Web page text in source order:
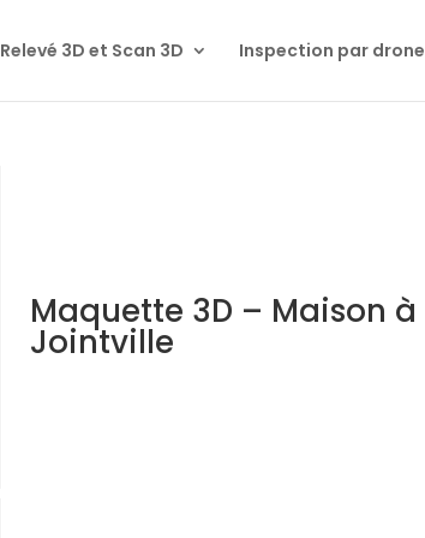
Relevé 3D et Scan 3D Inspection par drone
Maquette 3D – Maison à
Jointville